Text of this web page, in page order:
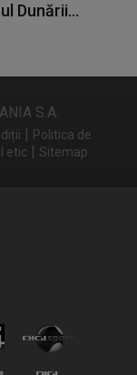
Dunării...
S.A.
| Politica de
etic | Sitemap